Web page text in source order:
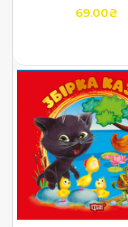
69.00₴